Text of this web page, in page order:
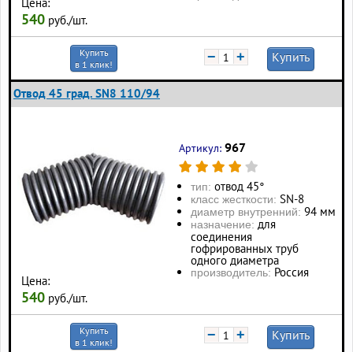
540 руб./шт.
Купить
в 1 клик!
− + Купить
Отвод 45 град. SN8 110/94
Цена:
540 руб./шт.
Артикул: 967
тип: отвод 45°
класс жесткости: SN-8
диаметр внутренний: 94 мм
назначение: для
соединения
гофрированных труб
одного диаметра
производитель: Россия
Купить
в 1 клик!
− + Купить